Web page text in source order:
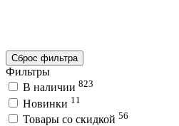
Сброс фильтра
Фильтры
В наличии 823
Новинки 11
Товары со скидкой 56